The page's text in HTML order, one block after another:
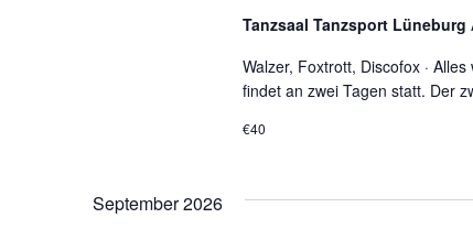
Tanzsaal Tanzsport Lüneburg
Walzer, Foxtrott, Discofox ·
findet an zwei Tagen statt. Der
€40
September 2026